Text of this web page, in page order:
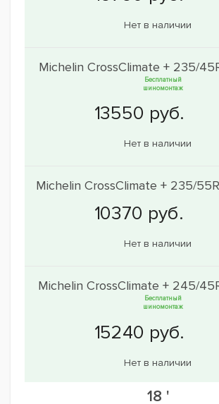
Нет в наличии
Michelin CrossClimate + 235/
Бесплатный
шиномонтаж
Нет в наличии
Michelin CrossClimate + 235/
Нет в наличии
Michelin CrossClimate + 245/
Бесплатный
шиномонтаж
Нет в наличии
18 '